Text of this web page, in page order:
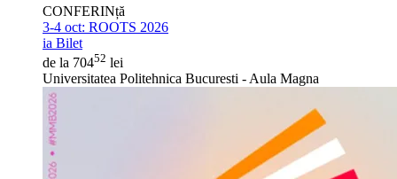
CONFERINță
3-4 oct: ROOTS 2026
ia Bilet
de la 70452 lei
Universitatea Politehnica Bucuresti - Aula Magna